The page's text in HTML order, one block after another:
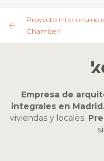
Proyecto Interiorismo
Chamberí
Empresa de
integrales en
viviendas y locales.